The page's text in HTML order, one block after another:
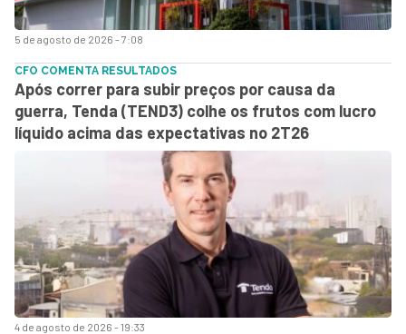
5 de agosto de 2026 - 7:08
4 de agosto de 2026 - 19:33
CFO COMENTA RESULTADOS
Após correr para subir preços por causa da
guerra, Tenda (TEND3) colhe os frutos com lucro
líquido acima das expectativas no 2T26